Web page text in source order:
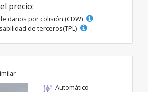
precio:
daños por colisión (CDW)
de terceros(TPL)
Automático